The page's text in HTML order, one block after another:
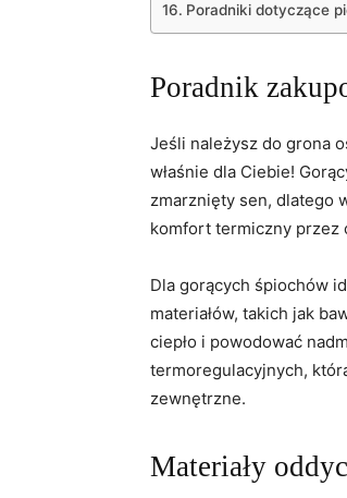
Poradniki dotyczące
Poradnik
Jeśli należysz do grona
właśnie dla‌ Ciebie!
zmarznięty sen, ⁣dlatego
komfort termiczny przez
Dla gorących śpiochów
⁣materiałów, takich jak
ciepło i powodować
‍termoregulacyjnych,
zewnętrzne.
Materiały